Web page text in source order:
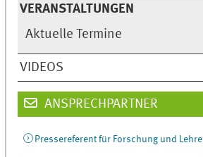
VERANSTALTUNGEN
Aktuelle Termine
VIDEOS
ANSPRECHPARTNER
Pressereferent für Forschung und Lehre